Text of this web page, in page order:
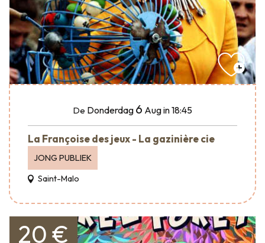
De Donderdag 6 Augin 18:45
La Françoise des jeux - La gazinière cie
JONG PUBLIEK
Saint-Malo
20 €